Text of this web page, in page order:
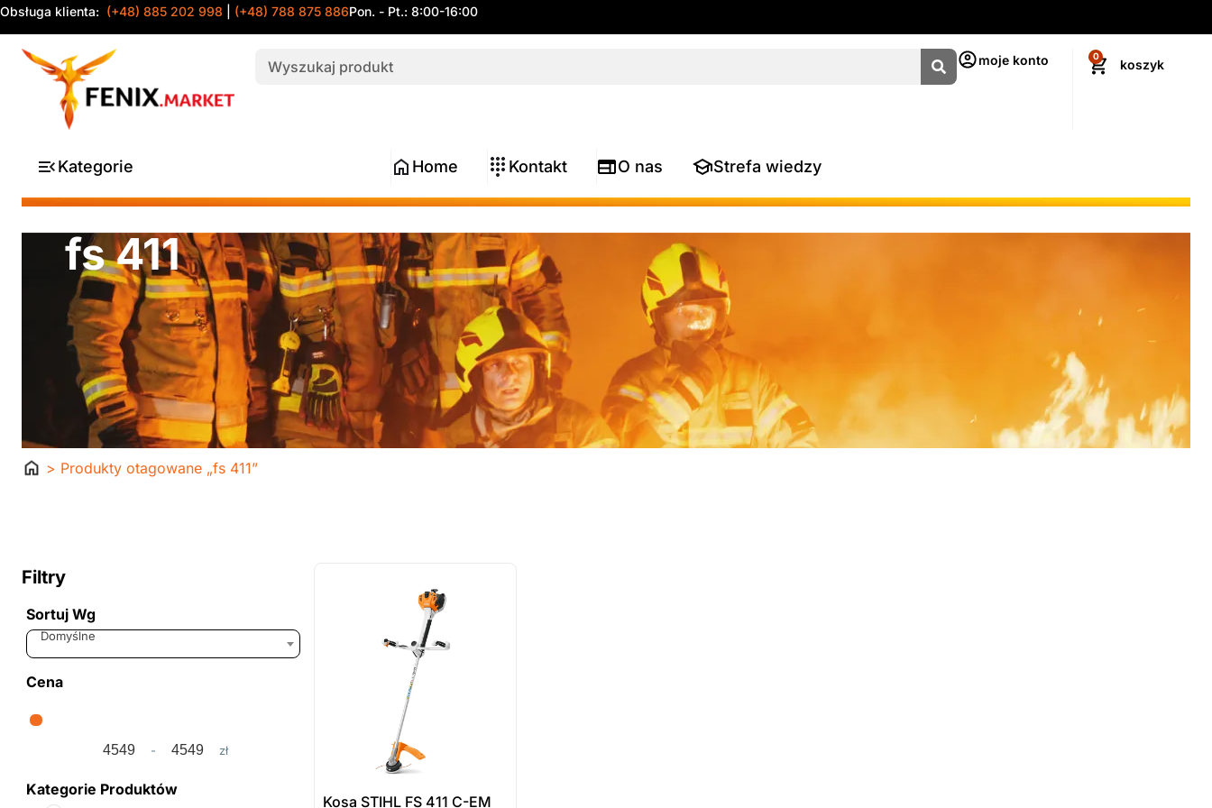
Obsługa klienta: (+48) 885 202 998 (+48) 788 875 886Pon. - Pt.: 8:00-16:00
moje konto 0
Kategorie Home Kontakt O nas Strefa wiedzy
fs 411
Strona> Produkty otagowane „fs 411”
Filtry
Sortuj Wg
Sort Products
Domyślne
Cena
Minimum Price
- Maximum Price
zł
Kategorie Produktów
Kosa STIHL FS 411 C-EM